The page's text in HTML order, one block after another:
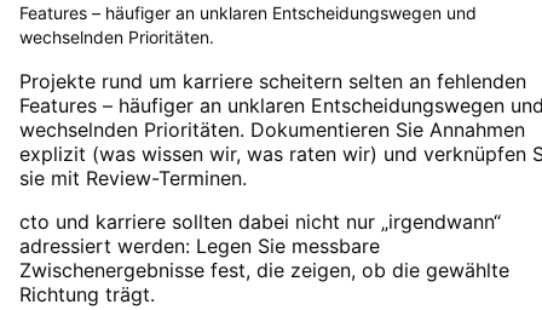
Features – häufiger an unklaren Entscheidungswegen und
wechselnden Prioritäten.
Projekte rund um karriere scheitern selten an fehlenden
Features – häufiger an unklaren Entscheidungswegen
wechselnden Prioritäten. Dokumentieren Sie Annahmen
explizit (was wissen wir, was raten wir) und verknüpfen
sie mit Review-Terminen.
cto und karriere sollten dabei nicht nur „irgendwann“
adressiert werden: Legen Sie messbare
Zwischenergebnisse fest, die zeigen, ob die gewählte
Richtung trägt.